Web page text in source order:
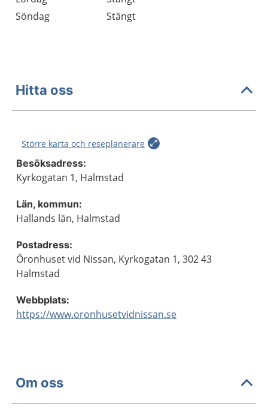
Söndag
Stängt
Hitta oss
Större karta och reseplanerare
Besöksadress:
Kyrkogatan 1, Halmstad
Län, kommun:
Hallands län, Halmstad
Postadress:
Öronhuset vid Nissan, Kyrkogatan 1, 302 43
Halmstad
Webbplats:
https://www.oronhusetvidnissan.se
Om oss